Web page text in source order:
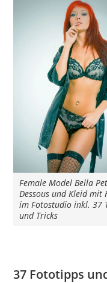
Female Model Bella
Dessous und Kleid mit
im Fotostudio inkl. 37
und Tricks
37 Fototipps